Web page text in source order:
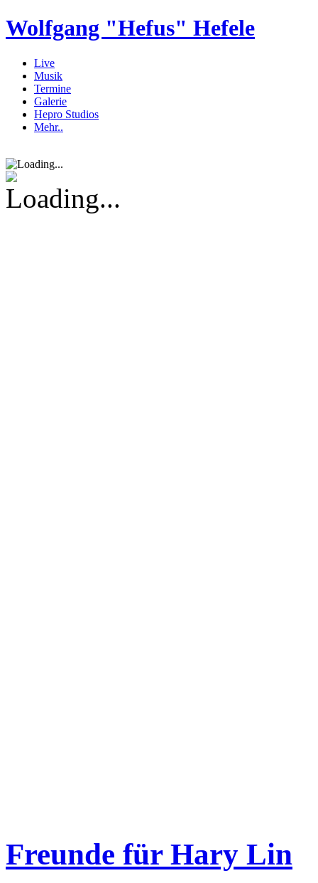
Wolfgang "Hefus" Hefele
Live
Musik
Termine
Galerie
Hepro Studios
Mehr..
Freunde für Hary Lin